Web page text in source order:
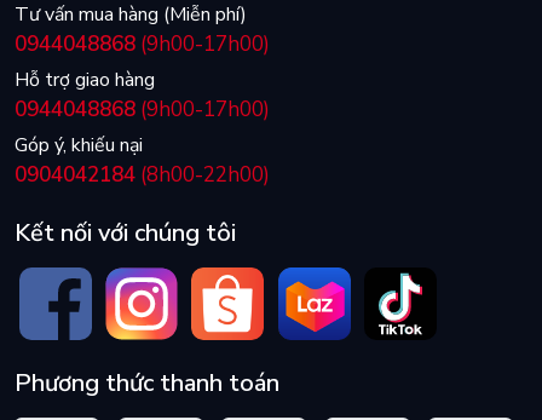
Tư vấn mua hàng (Miễn phí)
0944048868 (9h00-17h00)
Hỗ trợ giao hàng
0944048868 (9h00-17h00)
Góp ý, khiếu nại
0904042184 (8h00-22h00)
Kết nối với chúng tôi
Phương thức thanh toán